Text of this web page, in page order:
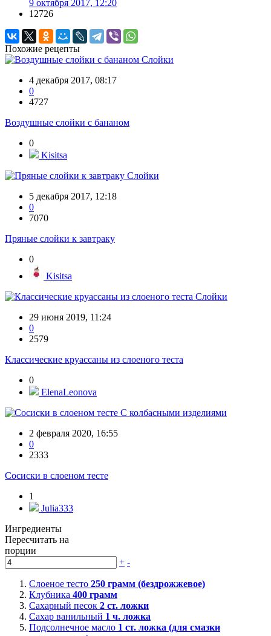
9 октября 2017, 12:20
12726
Похожие рецепты
Слойки
4 декабря 2017, 08:17
0
4727
Воздушные слойки с бананом
0
Kisitsa
Слойки
5 декабря 2017, 12:18
0
7070
Пряные слойки к завтраку
0
Kisitsa
Слойки
29 июня 2019, 11:24
0
2579
Классические круассаны из слоеного теста
0
ElenaLeonova
С колбасными изделиями
2 февраля 2020, 16:55
0
2333
Сосиски в слоеном тесте
1
Julia333
Ингредиенты
Пересчитать на
порции
+ -
Слоеное тесто 250 грамм (бездрожжевое)
Клубника 400 грамм
Сахарный песок 2 ст. ложки
Сахар ванильный 1 ч. ложка
Подсолнечное масло 1 ст. ложка (для смазки